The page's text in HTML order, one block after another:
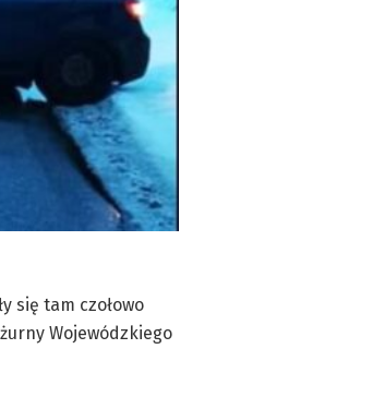
się tam czołowo
Wojewódzkiego